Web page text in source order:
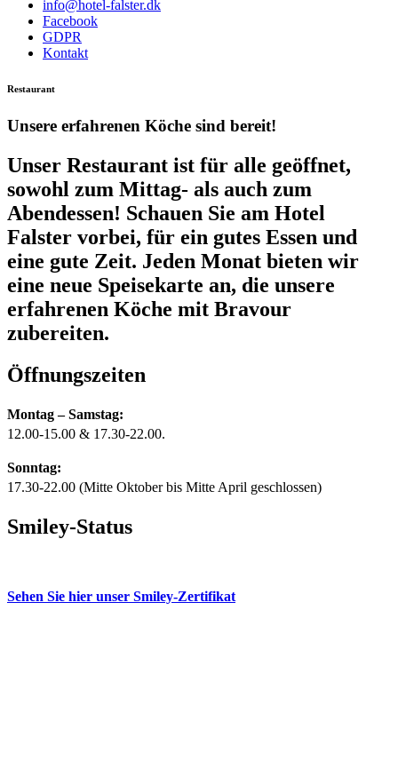
info@hotel-falster.dk
Facebook
GDPR
Kontakt
Restaurant
Unsere erfahrenen Köche sind bereit!
Unser Restaurant ist für alle geöffnet,
sowohl zum Mittag- als auch zum
Abendessen! Schauen Sie am Hotel
Falster vorbei, für ein gutes Essen und
eine gute Zeit. Jeden Monat bieten wir
eine neue Speisekarte an, die unsere
erfahrenen Köche mit Bravour
zubereiten.
Öffnungszeiten
Montag – Samstag:
12.00-15.00 & 17.30-22.00.
Sonntag:
17.30-22.00 (Mitte Oktober bis Mitte April geschlossen)
Smiley-Status
Sehen Sie hier unser Smiley-Zertifikat